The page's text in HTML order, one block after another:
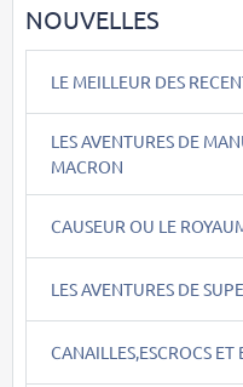
NOUVELLES
LE MEILLEUR DES
LES AVENTURES DE
MACRON
CAUSEUR OU LE
LES AVENTURES DE
CANAILLES,ESCROCS